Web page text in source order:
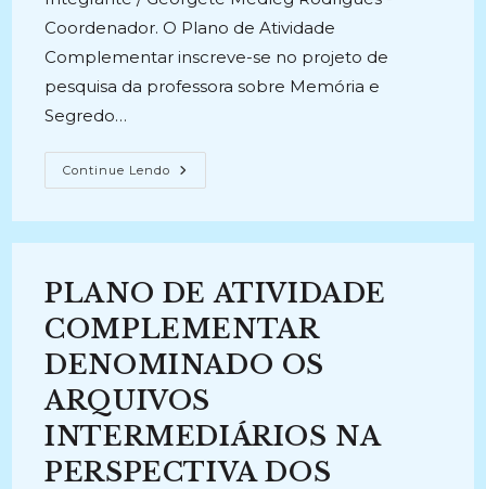
Coordenador. O Plano de Atividade
Complementar inscreve-se no projeto de
pesquisa da professora sobre Memória e
Segredo…
Continue Lendo PLANO
DE
AS
E
A
LEI
DE
ACESSO
ÀS
Identificação
Dos
Indicadores
De
Transparência
Ativa
PLANO DE ATIVIDADE
COMPLEMENTAR
DENOMINADO OS
ARQUIVOS
INTERMEDIÁRIOS NA
PERSPECTIVA DOS